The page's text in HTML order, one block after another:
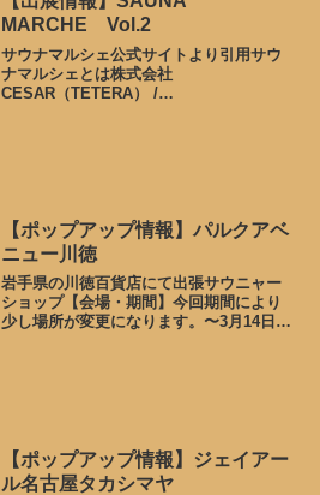
MARCHE Vol.2
サウナマルシェ公式サイトより引用サウ
ナマルシェとは株式会社
CESAR（TETERA） /
【ポップアップ情報】パルクアベ
ニュー川徳
岩手県の川徳百貨店にて出張サウニャー
ショップ【会場・期間】今回期間により
少し場所が変更になります。〜3月14日ま
【ポップアップ情報】ジェイアー
ル名古屋タカシマヤ